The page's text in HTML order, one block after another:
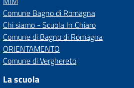
Comune Bagno di Romagna
Chi siamo - Scuola In Chiaro
Comune di Bagno di Romagna
ORIENTAMENTO
Comune di Verghereto
La scuola